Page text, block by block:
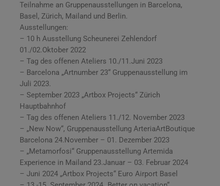
Teilnahme an Gruppenausstellungen in Barcelona,
Basel, Zürich, Mailand und Berlin.
Ausstellungen:
– 10 h Ausstellung Scheunerei Zehlendorf
01./02.Oktober 2022
– Tag des offenen Ateliers 10./11.Juni 2023
– Barcelona „Artnumber 23“ Gruppenausstellung im
Juli 2023.
– September 2023 „Artbox Projects“ Zürich
Hauptbahnhof
– Tag des offenen Ateliers 11./12. November 2023
– „New Now“, Gruppenausstellung ArteriaArtBoutique
Barcelona 24.November – 01. Dezember 2023
– „Metamorfosi“ Gruppenausstellung Artemida
Experience in Mailand 23.Januar – 03. Februar 2024
– Juni 2024 „Artbox Projects“ Euro Airport Basel